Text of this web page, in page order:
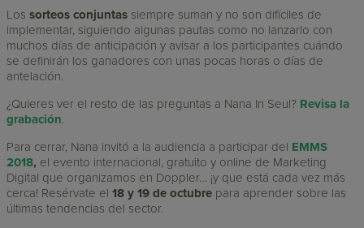
Lossorteos conjuntas siempre suman y no son difíciles de
implementar, siguiendo algunas pautas como no lanzarlo con
muchos días de anticipación y avisar a los participantes cuándo
se definirán los ganadores con unas pocas horas o días de
antelación.
¿Quieres ver el resto de las preguntas a Nana In Seul? Revisa la
grabación.
Para cerrar, Nana invitó a la audiencia a participar del EMMS
2018, el evento internacional, gratuito y online de Marketing
Digital que organizamos en Doppler… ¡y que está cada vez más
cerca! Resérvate el18 y 19 de octubre para aprender sobre las
últimas tendencias del sector.